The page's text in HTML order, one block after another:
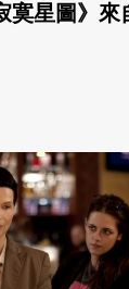
寞星圖》